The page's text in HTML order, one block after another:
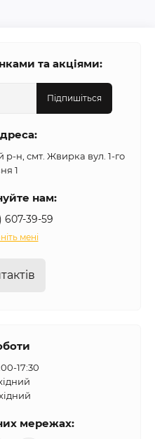
та акціями:
Підпишіться
р-н, смт. Жвирка вул. 1-го
1
нам:
607-39-59
мені
17:30
мережах: